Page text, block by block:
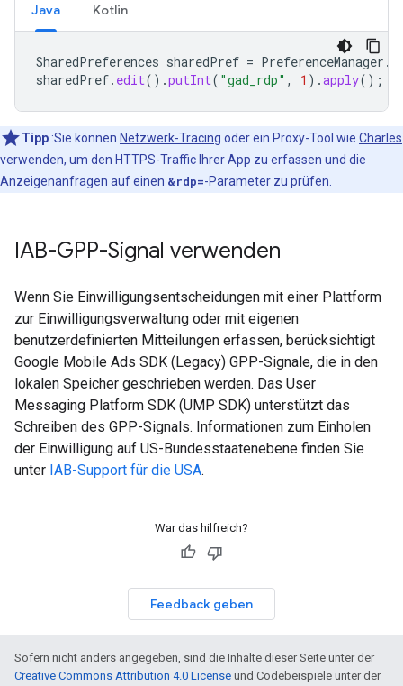
Java Kotlin
SharedPreferences sharedPref = PreferenceManager .
sharedPref. edit().putInt( "gad_rdp" , 1 ).apply();
Tipp :Sie können Netzwerk-Tracing oder ein Proxy-Tool wie Charles
verwenden, um den HTTPS-Traffic Ihrer App zu erfassen und die
Anzeigenanfragen auf einen &rdp=-Parameter zu prüfen.
IAB-GPP-Signal verwenden
Wenn Sie Einwilligungsentscheidungen mit einer Plattform
zur Einwilligungsverwaltung oder mit eigenen
benutzerdefinierten Mitteilungen erfassen, berücksichtigt
Google Mobile Ads SDK (Legacy) GPP-Signale, die in den
lokalen Speicher geschrieben werden. Das User
Messaging Platform SDK (UMP SDK) unterstützt das
Schreiben des GPP-Signals. Informationen zum Einholen
der Einwilligung auf US-Bundesstaatenebene finden Sie
unter IAB-Support für die USA.
War das hilfreich?
Feedback geben
Sofern nicht anders angegeben, sind die Inhalte dieser Seite unter der
Creative Commons Attribution 4.0 License und Codebeispiele unter der